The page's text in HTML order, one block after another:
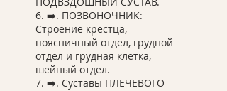
6. ➡️. ПОЗВОНОЧНИК:
Строение крестца,
поясничный отдел, грудной
отдел и грудная клетка,
шейный отдел.
7. ➡️. Суставы ПЛЕЧЕВОГО